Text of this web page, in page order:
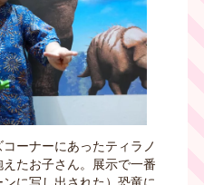
ーナーにあったティラノ
たお子さん。展示で一番